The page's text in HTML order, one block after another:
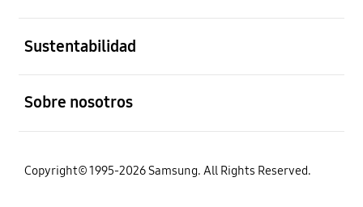
Sustentabilidad
Sobre nosotros
Copyright© 1995-2026 Samsung. All Rights Reserved.